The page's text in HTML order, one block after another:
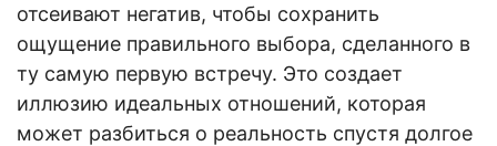
отсеивают негатив, чтобы сохранить
ощущение правильного выбора, сделанного в
ту самую первую встречу. Это создает
иллюзию идеальных отношений, которая
может разбиться о реальность спустя долгое